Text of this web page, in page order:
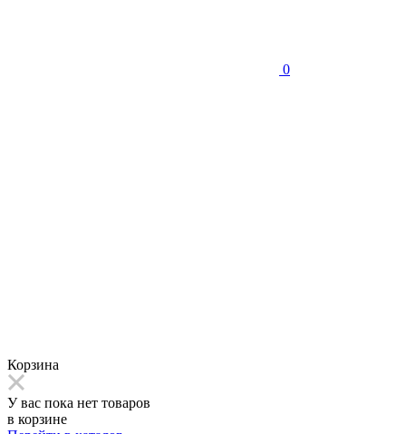
0
Корзина
У вас пока нет товаров
в корзине